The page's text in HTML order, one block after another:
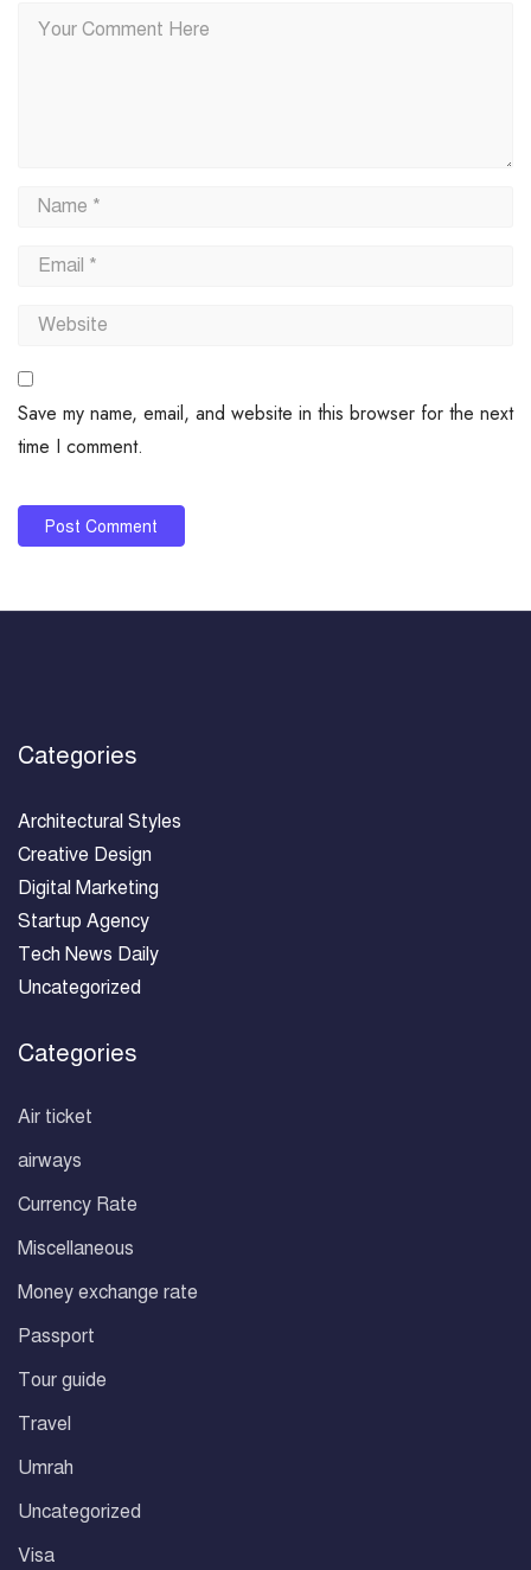
Save my name, email, and website in this browser for the next
time I comment.
Categories
Architectural Styles
Creative Design
Digital Marketing
Startup Agency
Tech News Daily
Uncategorized
Categories
Air ticket
airways
Currency Rate
Miscellaneous
Money exchange rate
Passport
Tour guide
Travel
Umrah
Uncategorized
Visa